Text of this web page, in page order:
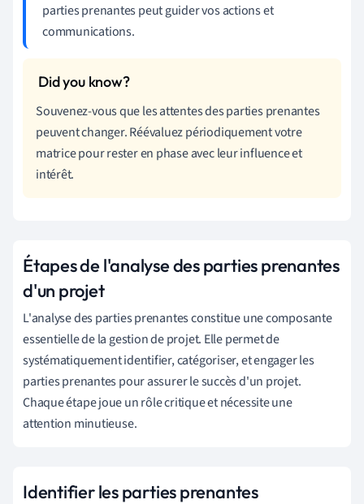
parties prenantes peut guider vos actions et
communications.
Souvenez-vous que les attentes des parties prenantes
peuvent changer. Réévaluez périodiquement votre
matrice pour rester en phase avec leur influence et
intérêt.
Étapes de l'analyse des parties prenantes
d'un projet
L'analyse des parties prenantes constitue une composante
essentielle de la gestion de projet. Elle permet de
systématiquement identifier, catégoriser, et engager les
parties prenantes pour assurer le succès d'un projet.
Chaque étape joue un rôle critique et nécessite une
attention minutieuse.
Identifier les parties prenantes